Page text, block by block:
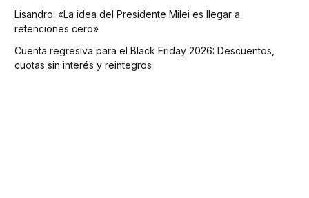
Lisandro: «La idea del Presidente Milei es llegar a
retenciones cero»
Cuenta regresiva para el Black Friday 2026: Descuentos,
cuotas sin interés y reintegros